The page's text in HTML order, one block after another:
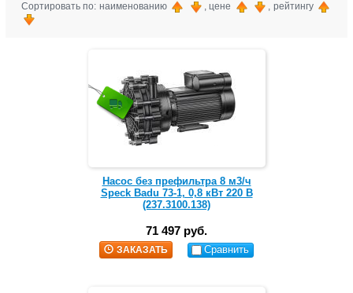
Сортировать по: наименованию , цене , рейтингу
Насос без префильтра 8 м3/ч
Speck Badu 73-1, 0,8 кВт 220 В
(237.3100.138)
71 497 руб.
ЗАКАЗАТЬ Сравнить